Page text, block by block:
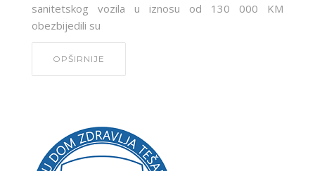
sanitetskog vozila u iznosu od 130 000 KM
obezbijedili su
OPŠIRNIJE